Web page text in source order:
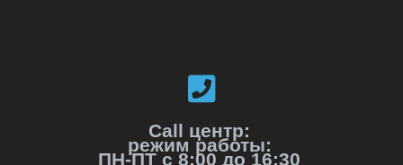
Call центр:
режим работы:
ПН-ПТ с 8:00 до 16:30